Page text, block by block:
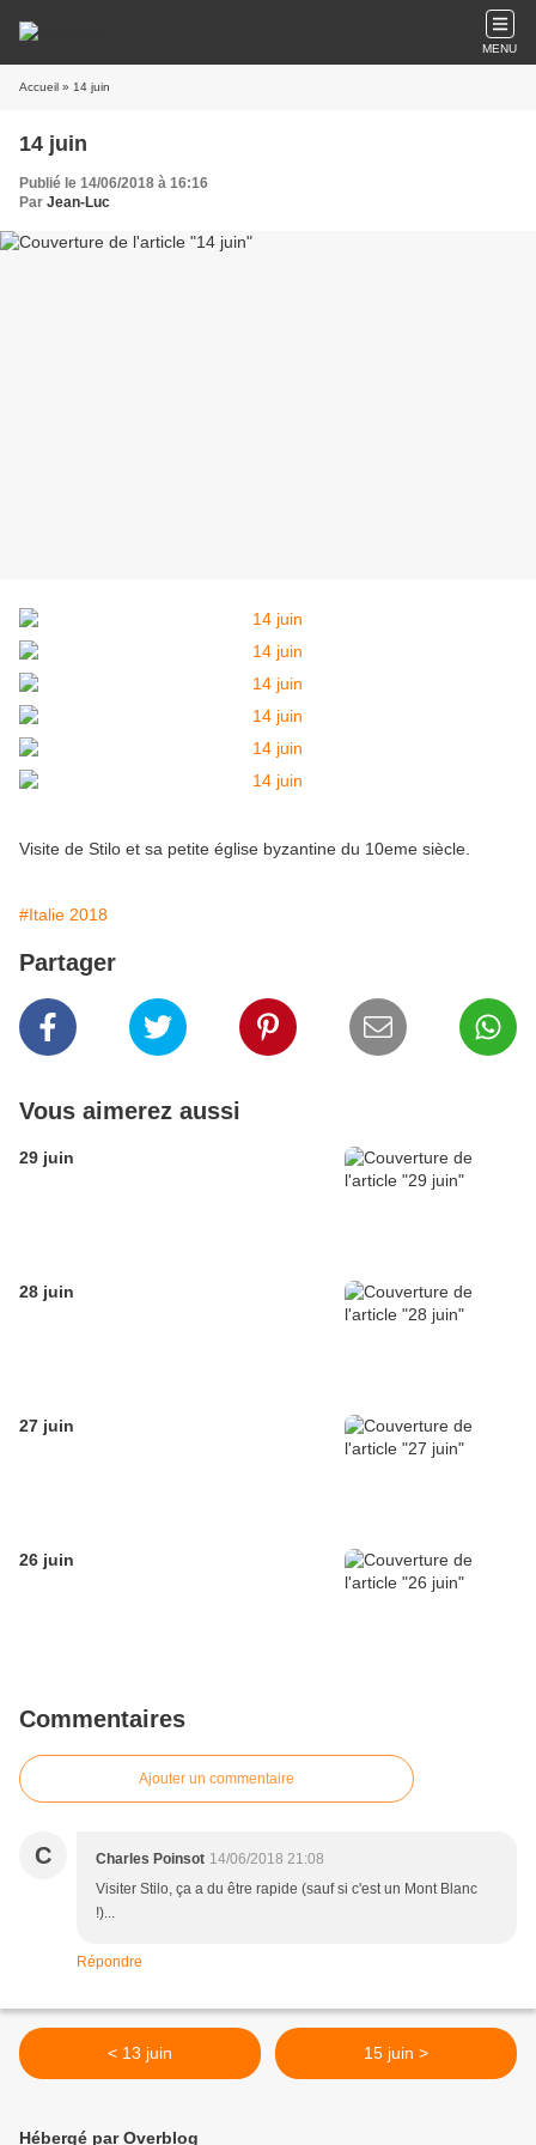
MENU
Accueil » 14 juin
14 juin
Publié le 14/06/2018 à 16:16
Par Jean-Luc
Visite de Stilo et sa petite église byzantine du 10eme siècle.
#Italie 2018
Partager
Vous aimerez aussi
29 juin
28 juin
27 juin
26 juin
Commentaires
Ajouter un commentaire
C Charles Poinsot 14/06/2018 21:08
Visiter Stilo, ça a du être rapide (sauf si c'est un Mont Blanc
!)...
Répondre
< 13 juin 15 juin >
Hébergé par Overblog